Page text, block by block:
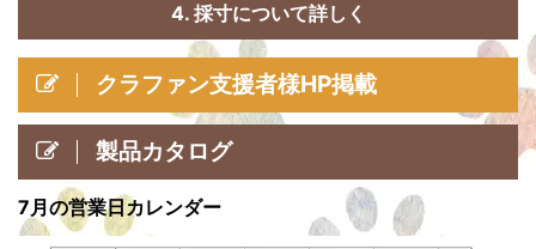
4. 採寸について詳しく
クラファン支援者様HP掲載
製品カタログ
7月の営業日カレンダー